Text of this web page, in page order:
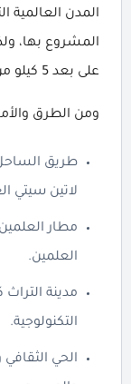
المدن العالمية
المشروع بها،
على بعد 5 كيلو من مارينا 7.
ومن الطرق
طريق
لاتين سيتي
مطار
العلمين.
مدينة
التكنولوجية.
الحي